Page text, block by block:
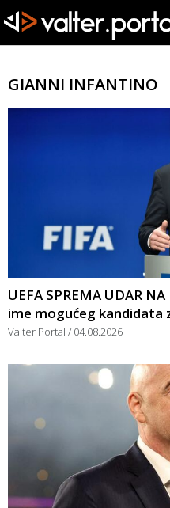
GIANNI INFANTINO
UEFA SPREMA UDAR
ime mogućeg kandidata
Valter Portal 04.08.2026